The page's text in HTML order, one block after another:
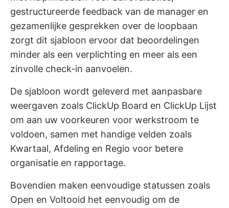
gestructureerde feedback van de manager en
gezamenlijke gesprekken over de loopbaan
zorgt dit sjabloon ervoor dat beoordelingen
minder als een verplichting en meer als een
zinvolle check-in aanvoelen.
De sjabloon wordt geleverd met aanpasbare
weergaven zoals ClickUp Board en ClickUp Lijst
om aan uw voorkeuren voor werkstroom te
voldoen, samen met handige velden zoals
Kwartaal, Afdeling en Regio voor betere
organisatie en rapportage.
Bovendien maken eenvoudige statussen zoals
Open en Voltooid het eenvoudig om de